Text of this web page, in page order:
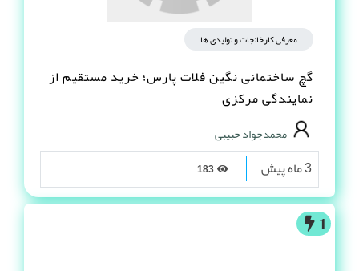
معرفی کارخانجات و تولیدی ها
گچ ساختمانی نگین فلات پارس؛ خرید مستقیم از
نمایندگی مرکزی
محمدجواد حبیبی
3 ماه پیش
1